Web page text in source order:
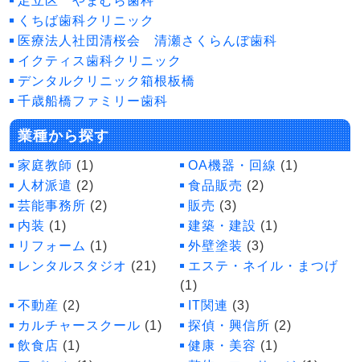
くちば歯科クリニック
医療法人社団清桜会 清瀬さくらんぼ歯科
イクティス歯科クリニック
デンタルクリニック箱根板橋
千歳船橋ファミリー歯科
業種から探す
家庭教師 (1) OA機器・回線 (1)
人材派遣 (2) 食品販売 (2)
芸能事務所 (2) 販売 (3)
内装 (1) 建築・建設 (1)
リフォーム (1) 外壁塗装 (3)
レンタルスタジオ (21)
エステ・ネイル・まつげ
(1)
不動産 (2) IT関連 (3)
カルチャースクール (1) 探偵・興信所 (2)
飲食店 (1) 健康・美容 (1)